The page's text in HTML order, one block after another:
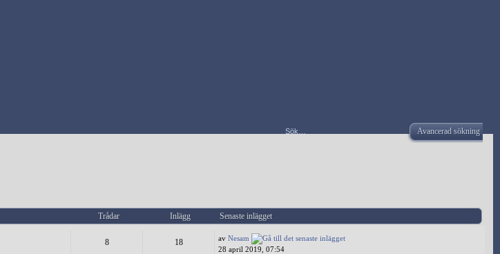
Avancerad sökning
Trådar Inlägg Senaste inlägget
8 18 avNesam
28 april 2019, 07:54